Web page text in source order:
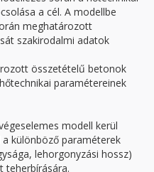
a cél. A modellbe
meghatározott
szakirodalmi adatok
összetételű betonok
paramétereinek
modell kerül
különböző paraméterek
lehorgonyzási hossz)
teherbírására.